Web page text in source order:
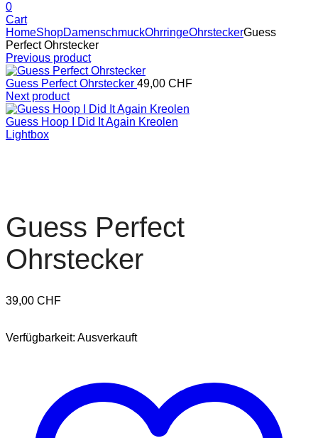
0
Cart
HomeShopDamenschmuckOhrringeOhrsteckerGuess
Perfect Ohrstecker
Previous product
Guess Perfect Ohrstecker 49,00 CHF
Next product
Guess Hoop I Did It Again Kreolen
Lightbox
Guess Perfect
Ohrstecker
39,00 CHF
Verfügbarkeit: Ausverkauft